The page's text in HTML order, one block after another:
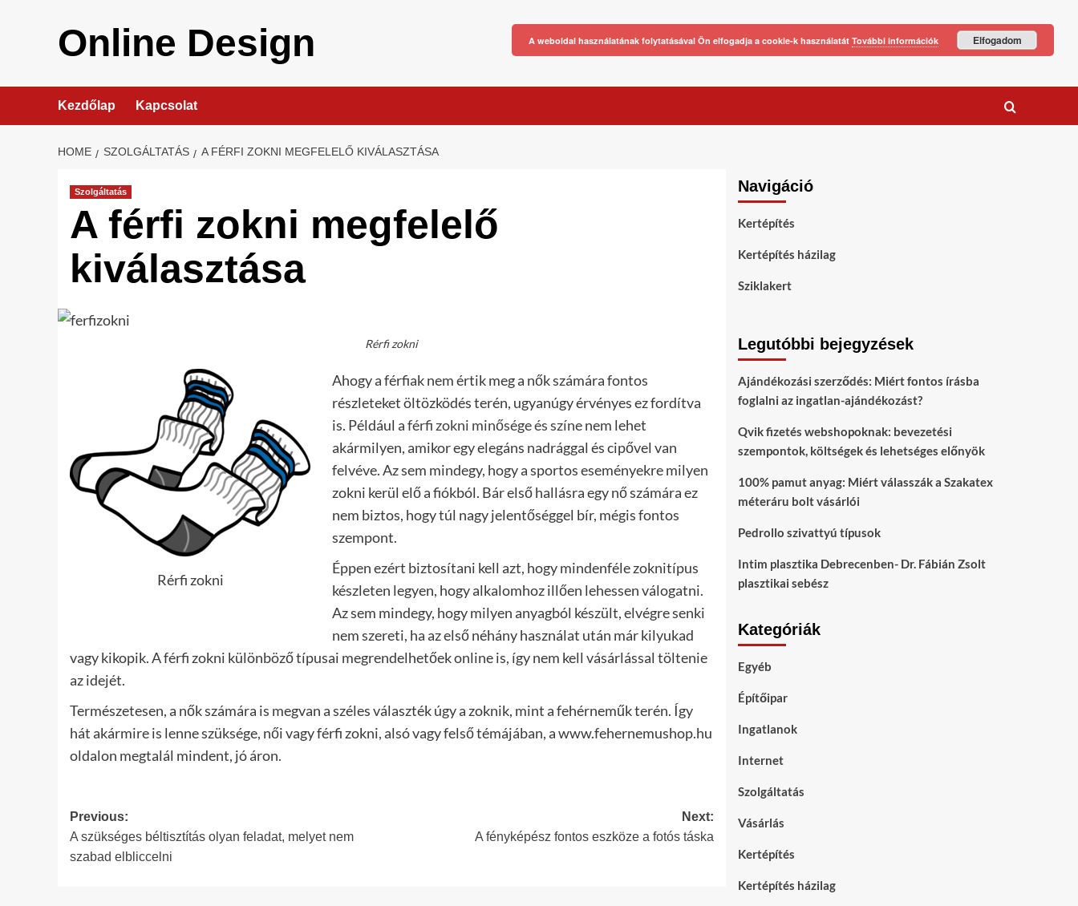
Online Design
Kezdőlap Kapcsolat
HOME SZOLGÁLTATÁS A FÉRFI ZOKNI MEGFELELŐ KIVÁLASZTÁSA
Szolgáltatás
A férfi zokni megfelelő
kiválasztása
Rérfi zokni
Rérfi zokni
Ahogy a férfiak nem értik meg a nők számára fontos
részleteket öltözködés terén, ugyanúgy érvényes ez fordítva
is. Például aférfi zokni minősége és színenem lehet
akármilyen, amikor egy elegáns nadrággal és cipővel van
felvéve. Az sem mindegy, hogy a sportos eseményekre milyen
zokni kerül elő a fiókból. Bár első hallásra egy nő számára ez
nem biztos, hogy túl nagy jelentőséggel bír, mégis fontos
szempont.
Éppen ezért biztosítani kell azt, hogy mindenféle zoknitípus
készleten legyen, hogy alkalomhoz illően lehessen válogatni.
Az sem mindegy, hogy milyen anyagból készült, elvégre senki
nem szereti, ha az első néhány használat után már kilyukad
vagy kikopik. A férfi zokni különböző típusai megrendelhetőek online is, így nem kell vásárlással töltenie
az idejét.
Természetesen, a nők számára is megvan a széles választék úgy a zoknik, mint a fehérneműk terén. Így
hát akármire is lenne szüksége, női vagy férfi zokni, alsó vagy felső témájában, a www.fehernemushop.hu
oldalon megtalál mindent, jó áron.
Post
navigation
Previous:
A szükséges béltisztítás olyan feladat, melyet nem
szabad elbliccelni
Next:
A fényképész fontos eszköze a fotós táska
Navigáció
Kertépítés
Kertépítés házilag
Sziklakert
Legutóbbi bejegyzések
Ajándékozási szerződés: Miért fontos írásba
foglalni az ingatlan-ajándékozást?
Qvik fizetés webshopoknak: bevezetési
szempontok, költségek és lehetséges előnyök
100% pamut anyag: Miért válasszák a Szakatex
méteráru bolt vásárlói
Pedrollo szivattyú típusok
Intim plasztika Debrecenben- Dr. Fábián Zsolt
plasztikai sebész
Kategóriák
Egyéb
Építőipar
Ingatlanok
Internet
Szolgáltatás
Vásárlás
Kertépítés
Kertépítés házilag
A weboldal használatának folytatásával Ön elfogadja a cookie-k használatát További információk Elfogadom